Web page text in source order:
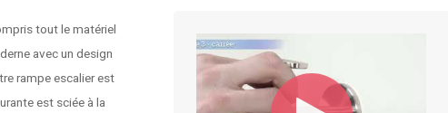
tout le matériel
avec un design
rampe escalier est
est sciée à la